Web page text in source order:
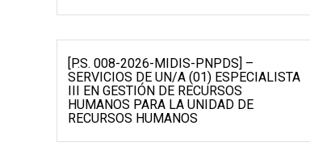
[P.S. 008-2026-MIDIS-PNPDS] –
SERVICIOS DE UN/A (01) ESPECIALISTA
III EN GESTIÓN DE RECURSOS
HUMANOS PARA LA UNIDAD DE
RECURSOS HUMANOS